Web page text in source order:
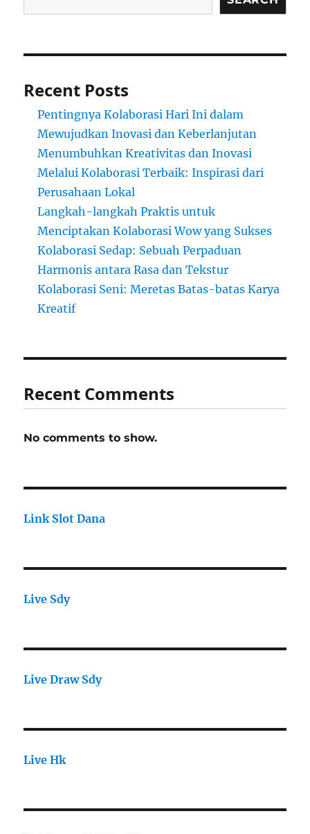
Recent Posts
Pentingnya Kolaborasi Hari Ini dalam
Mewujudkan Inovasi dan Keberlanjutan
Menumbuhkan Kreativitas dan Inovasi
Melalui Kolaborasi Terbaik: Inspirasi dari
Perusahaan Lokal
Langkah-langkah Praktis untuk
Menciptakan Kolaborasi Wow yang Sukses
Kolaborasi Sedap: Sebuah Perpaduan
Harmonis antara Rasa dan Tekstur
Kolaborasi Seni: Meretas Batas-batas Karya
Kreatif
Recent Comments
No comments to show.
Link Slot Dana
Live Sdy
Live Draw Sdy
Live Hk